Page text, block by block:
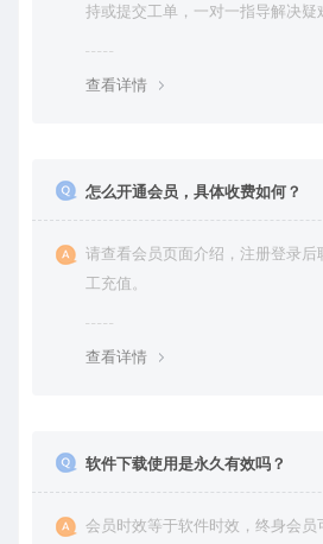
持或提交工单，一对一指导解决疑
查看详情
怎么开通会员，具体收费如何？
请查看会员页面介绍，注册登录后
工充值。
查看详情
软件下载使用是永久有效吗？
会员时效等于软件时效，终身会员